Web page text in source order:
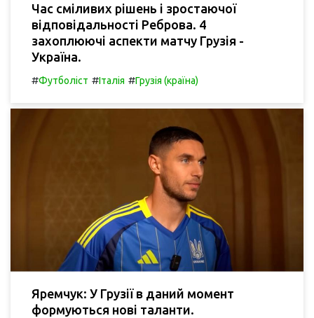
Час сміливих рішень і зростаючої
відповідальності Реброва. 4
захоплюючі аспекти матчу Грузія -
Україна.
#Футболіст #Італія #Грузія (країна)
Яремчук: У Грузії в даний момент
формуються нові таланти.